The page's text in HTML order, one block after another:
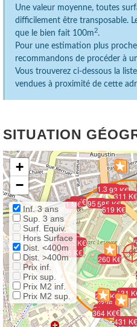
Une valeur moyenne, toutes
difficilement être transposable.
que le bien fait 100m 2.
Pour une estimation plus
recommandons de procéder à
Vous trouverez ci-dessous la
vendues à proximité de cette
SITUATION
95 K€
1 M€ 585 K€
131
619 K€
1 M€
93 K€
311 K€
230 K€
327 K€
260 K€
326 K€
209 K€
391 K€
1.3 M€
431 K€
364 K€
819 K€
460 K€
235 K€
800 K€
975 K€
706 K€
+
−
Inf. 3 ans
Sup. 3 ans
Surf. Equiv.
Hors Surface
Dist. <400m
Dist. >400m
Prix inf.
Prix sup.
Prix M2 inf.
Prix M2 sup.